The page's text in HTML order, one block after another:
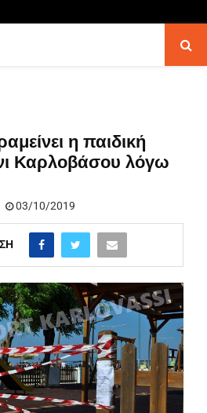
η παιδική
Καρλοβάσου λόγω
03/10/2019